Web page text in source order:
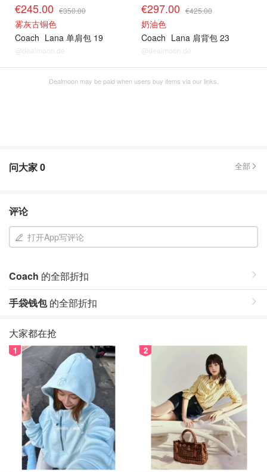
€245.00 €350.00
雾灰古铜色
Coach Lana 单肩包 19
@dealmoon.de
€297.00 €425.00
奶油色
Coach Lana 肩背包 23
@dealmoon.de
Dealmoon may be paid when users buy items via our links.
问大家0 全部
评论
打开App写评论
Coach 的全部折扣
手袋钱包的全部折扣
大家都在抢
1 2